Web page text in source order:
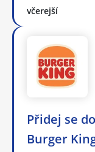
včerejší
Přidej se
Burger